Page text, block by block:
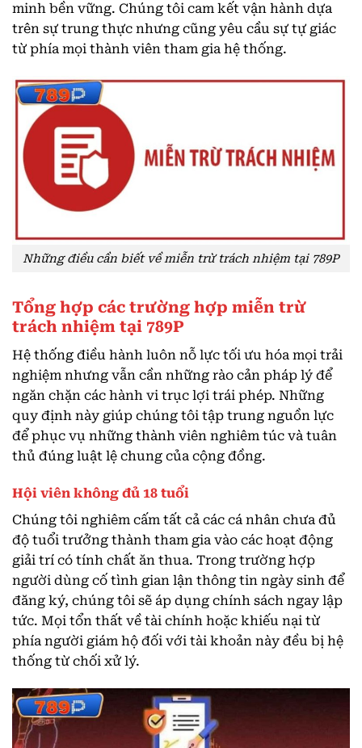
minh bền vững. Chúng tôi cam kết vận hành dựa
trên sự trung thực nhưng cũng yêu cầu sự tự giác
từ phía mọi thành viên tham gia hệ thống.
Những điều cần biết về miễn trừ trách nhiệm tại 789P
Tổng hợp các trường hợp miễn trừ
trách nhiệm tại 789P
Hệ thống điều hành luôn nỗ lực tối ưu hóa mọi trải
nghiệm nhưng vẫn cần những rào cản pháp lý để
ngăn chặn các hành vi trục lợi trái phép. Những
quy định này giúp chúng tôi tập trung nguồn lực
để phục vụ những thành viên nghiêm túc và tuân
thủ đúng luật lệ chung của cộng đồng.
Hội viên không đủ 18 tuổi
Chúng tôi nghiêm cấm tất cả các cá nhân chưa đủ
độ tuổi trưởng thành tham gia vào các hoạt động
giải trí có tính chất ăn thua. Trong trường hợp
người dùng cố tình gian lận thông tin ngày sinh để
đăng ký, chúng tôi sẽ áp dụng chính sách ngay lập
tức. Mọi tổn thất về tài chính hoặc khiếu nại từ
phía người giám hộ đối với tài khoản này đều bị hệ
thống từ chối xử lý.